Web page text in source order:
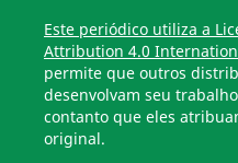
Este periódico utiliza a
Attribution 4.0
permite que outros
desenvolvam seu
contanto que eles
original.